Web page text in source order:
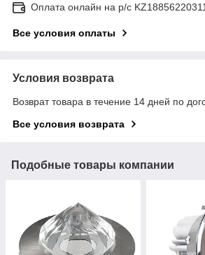
Оплата онлайн на р/с
Все условия оплаты
Условия возврата
Возврат товара в течение 14 дней по
Все условия возврата
Подобные товары компании